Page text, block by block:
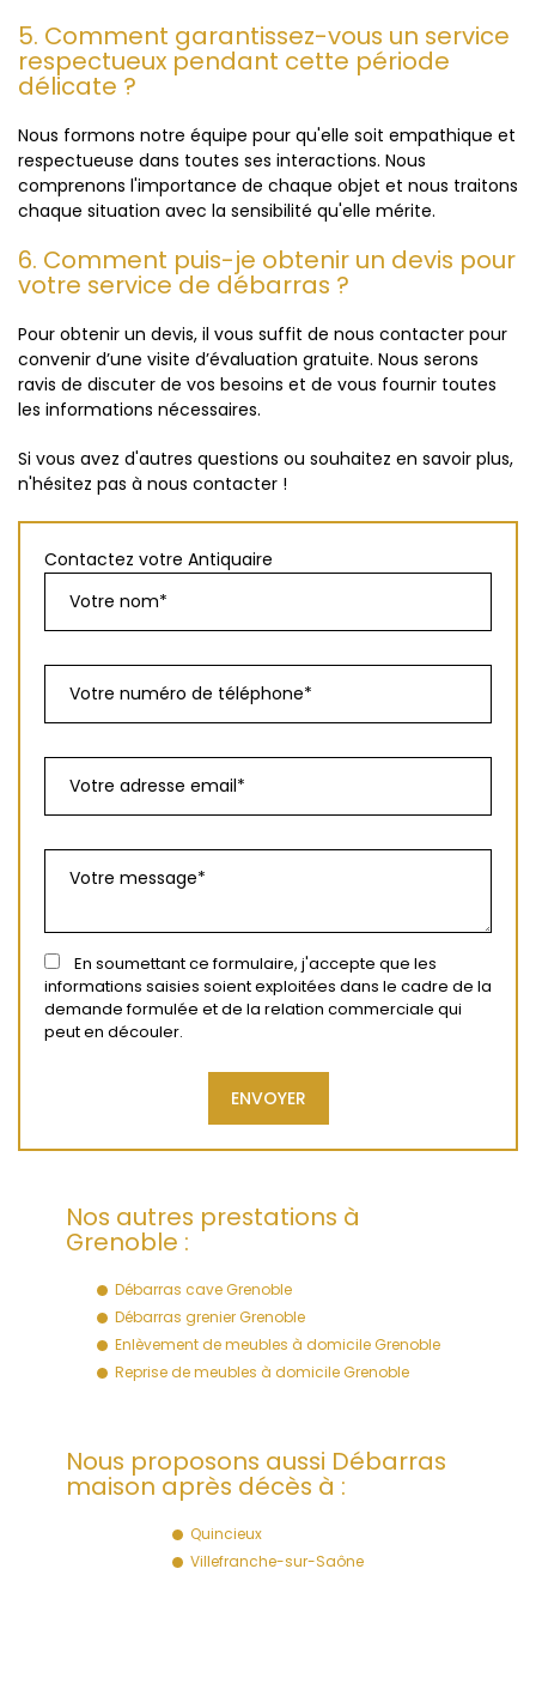
5. Comment garantissez-vous un service
respectueux pendant cette période
délicate ?
Nous formons notre équipe pour qu'elle soit empathique et
respectueuse dans toutes ses interactions. Nous
comprenons l'importance de chaque objet et nous traitons
chaque situation avec la sensibilité qu'elle mérite.
6. Comment puis-je obtenir un devis pour
votre service de débarras ?
Pour obtenir un devis, il vous suffit de nous contacter pour
convenir d’une visite d’évaluation gratuite. Nous serons
ravis de discuter de vos besoins et de vous fournir toutes
les informations nécessaires.
Si vous avez d'autres questions ou souhaitez en savoir plus,
n'hésitez pas à nous contacter !
Contactez votre Antiquaire
En soumettant ce formulaire, j'accepte que les
informations saisies soient exploitées dans le cadre de la
demande formulée et de la relation commerciale qui
peut en découler.
Nos autres prestations à
Grenoble :
Débarras cave Grenoble
Débarras grenier Grenoble
Enlèvement de meubles à domicile Grenoble
Reprise de meubles à domicile Grenoble
Nous proposons aussi Débarras
maison après décès à :
Quincieux
Villefranche-sur-Saône